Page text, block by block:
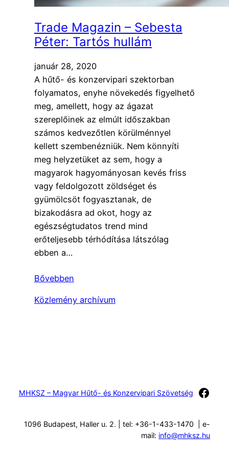
Trade Magazin – Sebesta
Péter: Tartós hullám
január 28, 2020
A hűtő- és konzervipari szektorban
folyamatos, enyhe növekedés figyelhető
meg, amellett, hogy az ágazat
szereplőinek az elmúlt időszakban
számos kedvezőtlen körülménnyel
kellett szembenézniük. Nem könnyíti
meg helyzetüket az sem, hogy a
magyarok hagyományosan kevés friss
vagy feldolgozott zöldséget és
gyümölcsöt fogyasztanak, de
bizakodásra ad okot, hogy az
egészségtudatos trend mind
erőteljesebb térhódítása látszólag
ebben a…
Bővebben
Közlemény archívum
MHKSZ – Magyar Hűtő- és Konzervipari Szövetség
1096 Budapest, Haller u. 2. | tel: +36-1-433-1470 | e-
mail: info@mhksz.hu